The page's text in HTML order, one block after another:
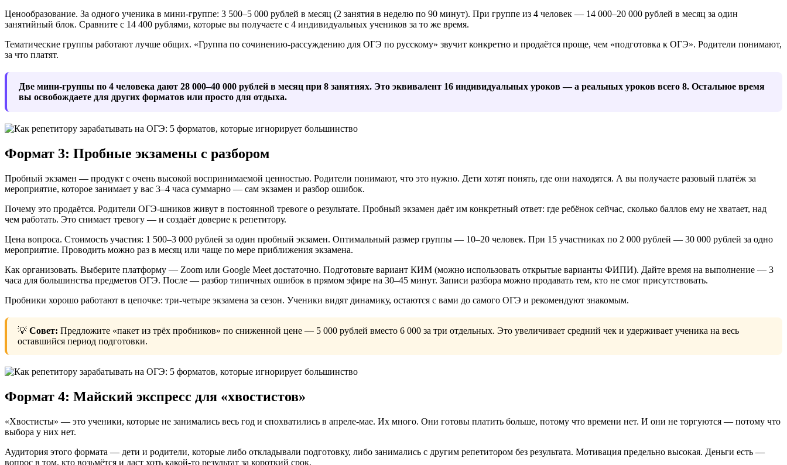
Ценообразование. За одного ученика в мини-группе: 3 500–5 000 рублей в месяц (2 занятия в неделю по 90 минут). При группе из 4 человек — 14 000–20 000 рублей в месяц за один
занятийный блок. Сравните с 14 400 рублями, которые вы получаете с 4 индивидуальных учеников за то же время.
Тематические группы работают лучше общих. «Группа по сочинению-рассуждению для ОГЭ по русскому» звучит конкретно и продаётся проще, чем «подготовка к ОГЭ». Родители понимают,
за что платят.
Две мини-группы по 4 человека дают 28 000–40 000 рублей в месяц при 8 занятиях. Это эквивалент 16 индивидуальных уроков — а реальных уроков всего 8. Остальное время
вы освобождаете для других форматов или просто для отдыха.
Формат 3: Пробные экзамены с разбором
Пробный экзамен — продукт с очень высокой воспринимаемой ценностью. Родители понимают, что это нужно. Дети хотят понять, где они находятся. А вы получаете разовый платёж за
мероприятие, которое занимает у вас 3–4 часа суммарно — сам экзамен и разбор ошибок.
Почему это продаётся. Родители ОГЭ-шников живут в постоянной тревоге о результате. Пробный экзамен даёт им конкретный ответ: где ребёнок сейчас, сколько баллов ему не хватает, над
чем работать. Это снимает тревогу — и создаёт доверие к репетитору.
Цена вопроса. Стоимость участия: 1 500–3 000 рублей за один пробный экзамен. Оптимальный размер группы — 10–20 человек. При 15 участниках по 2 000 рублей — 30 000 рублей за одно
мероприятие. Проводить можно раз в месяц или чаще по мере приближения экзамена.
Как организовать. Выберите платформу — Zoom или Google Meet достаточно. Подготовьте вариант КИМ (можно использовать открытые варианты ФИПИ). Дайте время на выполнение — 3
часа для большинства предметов ОГЭ. После — разбор типичных ошибок в прямом эфире на 30–45 минут. Записи разбора можно продавать тем, кто не смог присутствовать.
Пробники хорошо работают в цепочке: три-четыре экзамена за сезон. Ученики видят динамику, остаются с вами до самого ОГЭ и рекомендуют знакомым.
💡 Совет: Предложите «пакет из трёх пробников» по сниженной цене — 5 000 рублей вместо 6 000 за три отдельных. Это увеличивает средний чек и удерживает ученика на весь
оставшийся период подготовки.
Формат 4: Майский экспресс для «хвостистов»
«Хвостисты» — это ученики, которые не занимались весь год и спохватились в апреле-мае. Их много. Они готовы платить больше, потому что времени нет. И они не торгуются — потому что
выбора у них нет.
Аудитория этого формата — дети и родители, которые либо откладывали подготовку, либо занимались с другим репетитором без результата. Мотивация предельно высокая. Деньги есть —
вопрос в том, кто возьмётся и даст хоть какой-то результат за короткий срок.